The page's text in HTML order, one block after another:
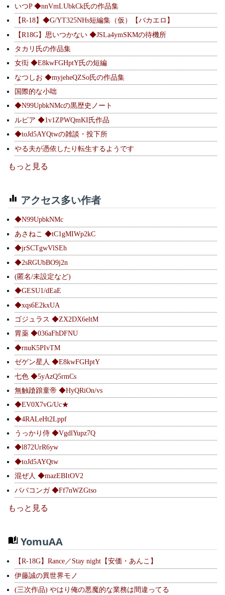
いつP ◆nnVmLUbkCk氏の作品集
【R-18】◆G/YT325NHs短編集（仮）【バカエロ】
【R18G】思いつかない ◆JSLa4ymSKMの待機所
タカリ氏の作品集
女衒 ◆E8kwFGHptY氏の短編
なつしお ◆myjeheQZSo氏の作品集
国際的な小咄
◆N99UpbkNMcの黒歴史ノート
ルピア ◆1v1ZPWQmKI氏作品
◆toJd5AYQtwの雑談・投下所
やる夫が憑依したり転生するようです
もっと見る
アクセス多い作者
◆N99UpbkNMc
あさねこ ◆tC1gMIWp2kC
◆jrSCTgwVlSEh
◆2sRGUbBO9j2n
(匿名/未設定など)
◆GESU1/dEaE
◆xqs6E2kxUA
ゴジュラス ◆ZX2DX6eltM
胃薬 ◆036aFhDFNU
◆rnuK5PIvTM
ゼゲン星人 ◆E8kwFGHptY
七色 ◆5yAzQ5rmCs
無触蹌踉童帝 ◆HyQRiOn/vs
◆EV0X7vG/Uc★
◆4RALeHt2Lppf
うっかり侍 ◆VgdlYupz7Q
◆l872UrR6yw
◆toJd5AYQtw
混ぜ人 ◆mazEBItOV2
ババコンガ ◆Ff7nWZGtso
もっと見る
YomuAA
【R-18G】Rance／Stay night【安価・あんこ】
伊藤誠の異世界モノ
(三次作品) やはり俺の悪魔的な業務は間違ってる